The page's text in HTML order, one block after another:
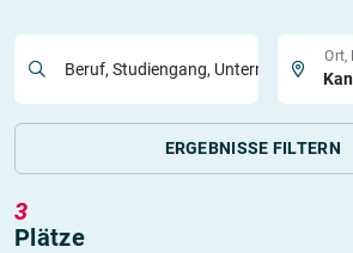
Beruf, Studiengang, Unternehmen
Ort,
ERGEBNISSE FILTERN
3
Plätze